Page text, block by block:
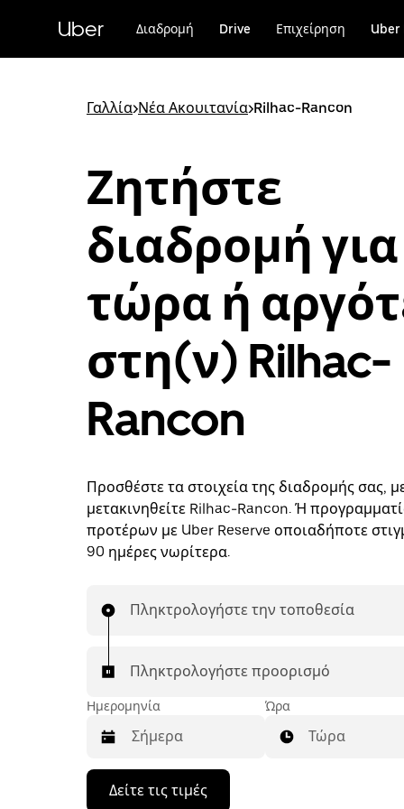
περιεχόμενο
Uber Διαδρομή Drive Επιχείρηση Uber
Γαλλία>Νέα Ακουιτανία>Rilhac-Rancon
Ζητήστε
διαδρομή για
τώρα ή
στη(ν) Rilhac-
Rancon
Προσθέστε τα στοιχεία της διαδρομής σας,
μετακινηθείτε Rilhac-Rancon. Ή
προτέρων με Uber Reserve οποιαδήποτε
90 ημέρες νωρίτερα.
Πληκτρολογήστε την τοποθεσία
Πληκτρολογήστε προορισμό
Ημερομηνία
Πατήστε
Ώρα
Τώρα
Δείτε τις τιμές